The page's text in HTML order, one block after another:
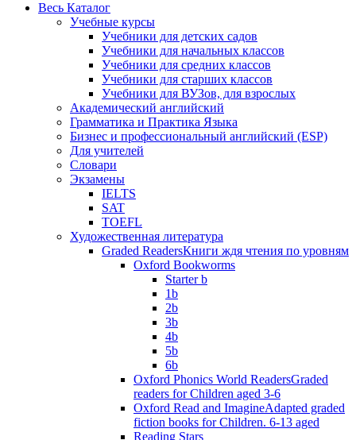
Весь Каталог
Учебные курсы
Учебники для детских садов
Учебники для начальных классов
Учебники для средних классов
Учебники для старших классов
Учебники для ВУЗов, для взрослых
Академический английский
Грамматика и Практика Языка
Бизнес и профессиональный английский (ESP)
Для учителей
Словари
Экзамены
IELTS
SAT
TOEFL
Художественная литература
Graded ReadersКниги ждя чтения по уровням
Oxford Bookworms
Starter b
1b
2b
3b
4b
5b
6b
Oxford Phonics World ReadersGraded
readers for Children aged 3-6
Oxford Read and ImagineAdapted graded
fiction books for Children. 6-13 aged
Reading Stars